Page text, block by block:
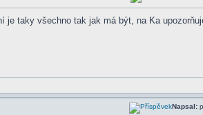
taky všechno tak jak má být, na Ka
Napsal: